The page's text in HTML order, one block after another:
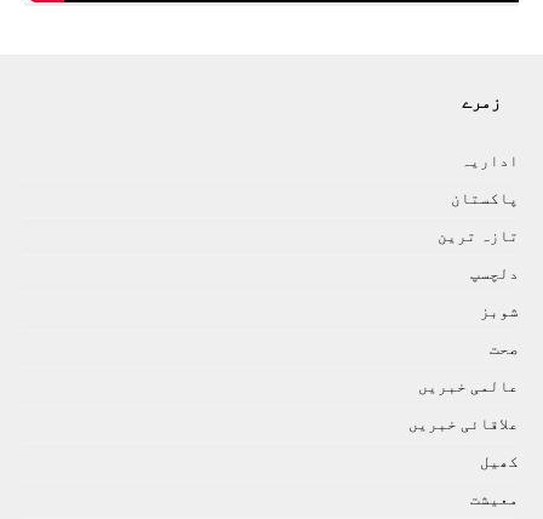
زمرے
اداريہ
پاکستان
تازہ ترين
دلچسپ
شوبز
صحت
عالمی خبريں
علاقائی خبريں
کھيل
معيشت